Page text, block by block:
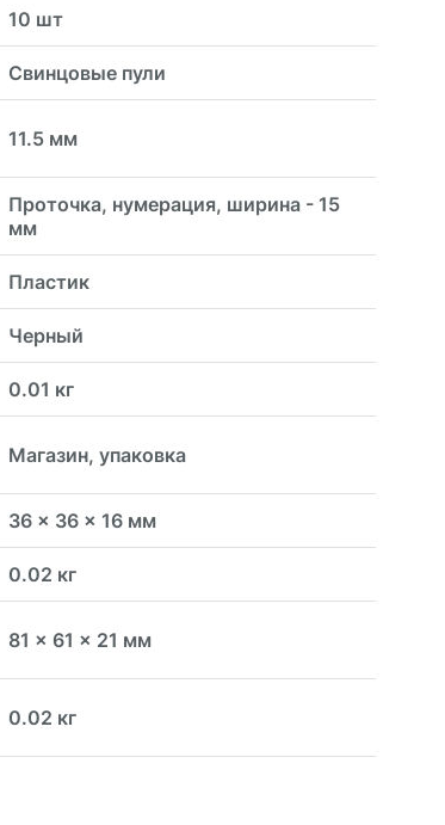
10 шт
Свинцовые пули
11.5 мм
Проточка, нумерация, ширина - 15
мм
Пластик
Черный
0.01 кг
Магазин, упаковка
36 x 36 x 16 мм
0.02 кг
81 x 61 x 21 мм
0.02 кг